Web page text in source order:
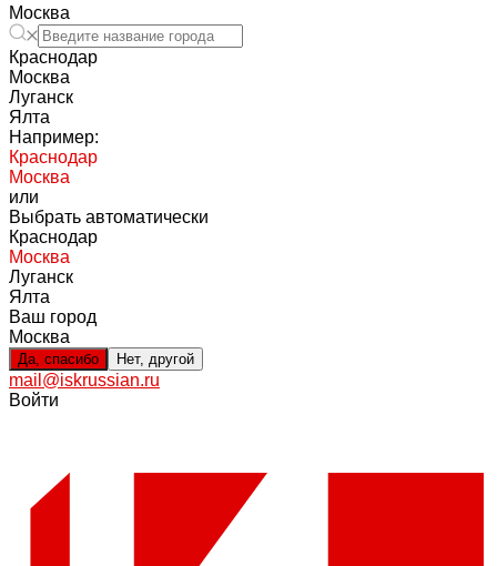
Москва
Краснодар
Москва
Луганск
Ялта
Например:
Краснодар
Москва
или
Выбрать автоматически
Краснодар
Москва
Луганск
Ялта
Ваш город
Москва
Да, спасибо Нет, другой
mail@iskrussian.ru
Войти